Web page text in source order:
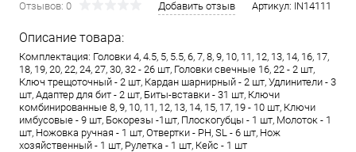
Отзывов: 0 Добавить отзыв Артикул: IN14111
Описание товара:
Комплектация: Головки 4, 4.5, 5, 5.5, 6, 7, 8, 9, 10, 11, 12, 13, 14, 16, 17,
18, 19, 20, 22, 24, 27, 30, 32 - 26 шт, Головки свечные 16, 22 - 2 шт,
Ключ трещoточный - 2 шт, Кардан шарнирный - 2 шт, Удлинители - 3
шт, Адаптер для бит - 2 шт, Биты-вставки - 31 шт, Ключи
комбинированные 8, 9, 10, 11, 12, 13, 14, 15, 17, 19 - 10 шт, Ключи
имбусовые - 9 шт, Бокорезы -1шт, Плоскогубцы - 1 шт, Молоток - 1
шт, Ножовка ручная - 1 шт, Отвертки - PH, SL - 6 шт, Нож
хозяйственный - 1 шт, Рулетка - 1 шт, Кейс - 1 шт